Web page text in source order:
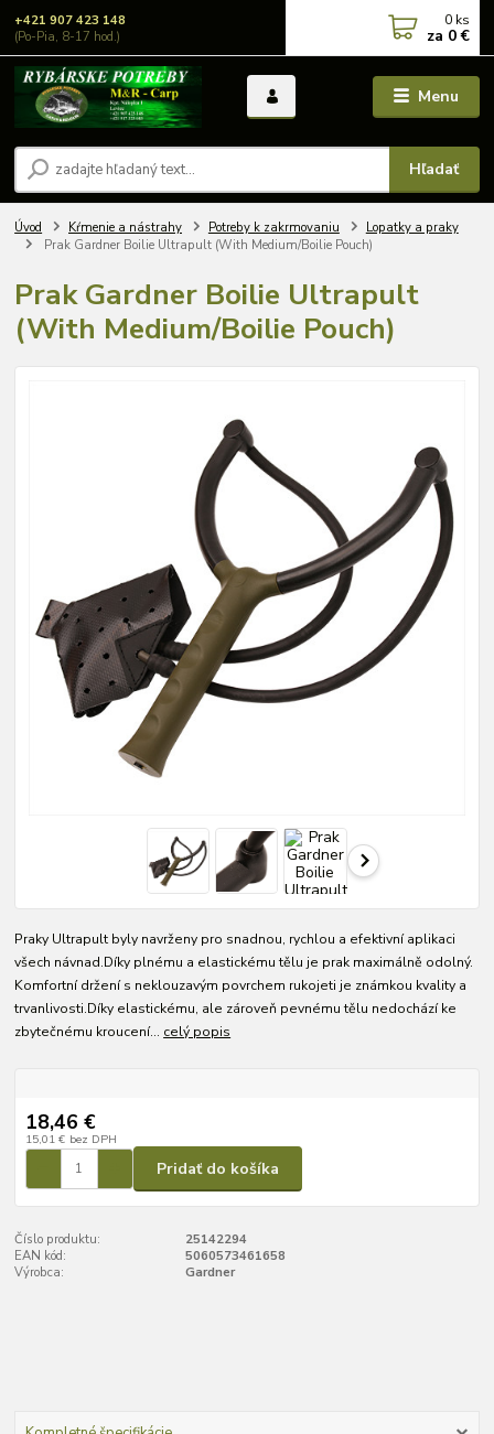
Menu
Hľadať
+421 907 423 148
(Po-Pia, 8-17 hod.)
0 ks
za 0 €
Úvod Kŕmenie a nástrahy Potreby k zakrmovaniu
Lopatky a praky
Prak Gardner Boilie Ultrapult (With Medium/Boilie Pouch)
Prak Gardner Boilie Ultrapult
(With Medium/Boilie Pouch)
Praky Ultrapult byly navrženy pro snadnou, rychlou a efektivní aplikaci
všech návnad.Díky plnému a elastickému tělu je prak maximálně odolný.
Komfortní držení s neklouzavým povrchem rukojeti je známkou kvality a
trvanlivosti.Díky elastickému, ale zároveň pevnému tělu nedochází ke
zbytečnému kroucení... celý popis
18,46 €
15,01 € bez DPH
Pridať do košíka
Číslo produktu:
25142294
EAN kód:
5060573461658
Výrobca:
Gardner